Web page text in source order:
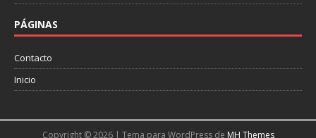
PÁGINAS
Contacto
Inicio
Copyright © 2026 | Tema para WordPress de MH Themes